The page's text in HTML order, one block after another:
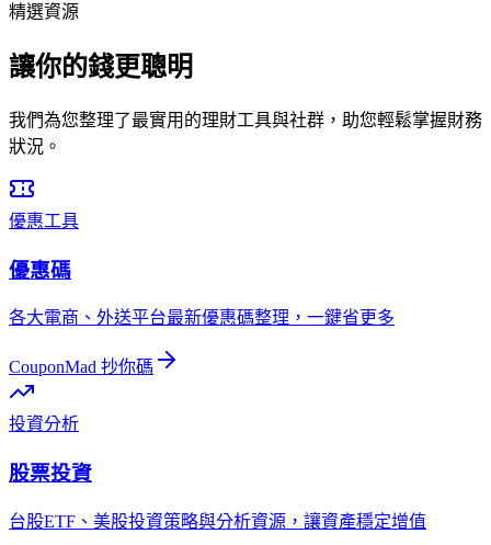
精選資源
讓你的錢更聰明
我們為您整理了最實用的理財工具與社群，助您輕鬆掌握財務
狀況。
優惠工具
優惠碼
各大電商、外送平台最新優惠碼整理，一鍵省更多
CouponMad 抄你碼
投資分析
股票投資
台股ETF、美股投資策略與分析資源，讓資產穩定增值